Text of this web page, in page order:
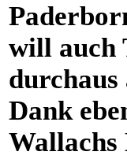
will auch
Dank
Wallachs